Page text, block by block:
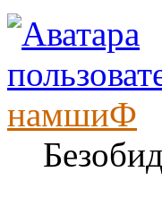
намшиФ